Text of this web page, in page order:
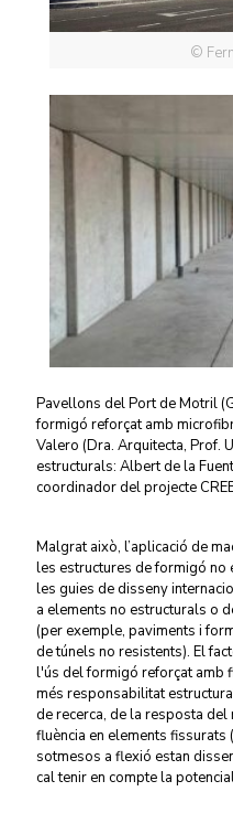
©
Pavellons del Port de Motril
formigó reforçat amb
Valero (Dra. Arquitecta, Prof.
estructurals: Albert de la
coordinador del projecte
Malgrat això, l’aplicació de
les estructures de formigó no
les guies de disseny
a elements no estructurals o
(per exemple, paviments i
de túnels no resistents). El
l'ús del formigó reforçat amb
més responsabilitat
de recerca, de la resposta
fluència en elements
sotmesos a flexió estan
cal tenir en compte la